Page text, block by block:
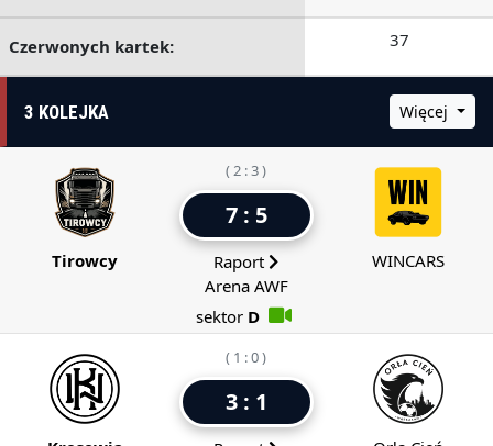
Czerwonych kartek: 37
3 KOLEJKA Więcej
Tirowcy
( 2 : 3 )
7 : 5
Raport
Arena AWF
sektor D
WINCARS
( 1 : 0 )
3 : 1